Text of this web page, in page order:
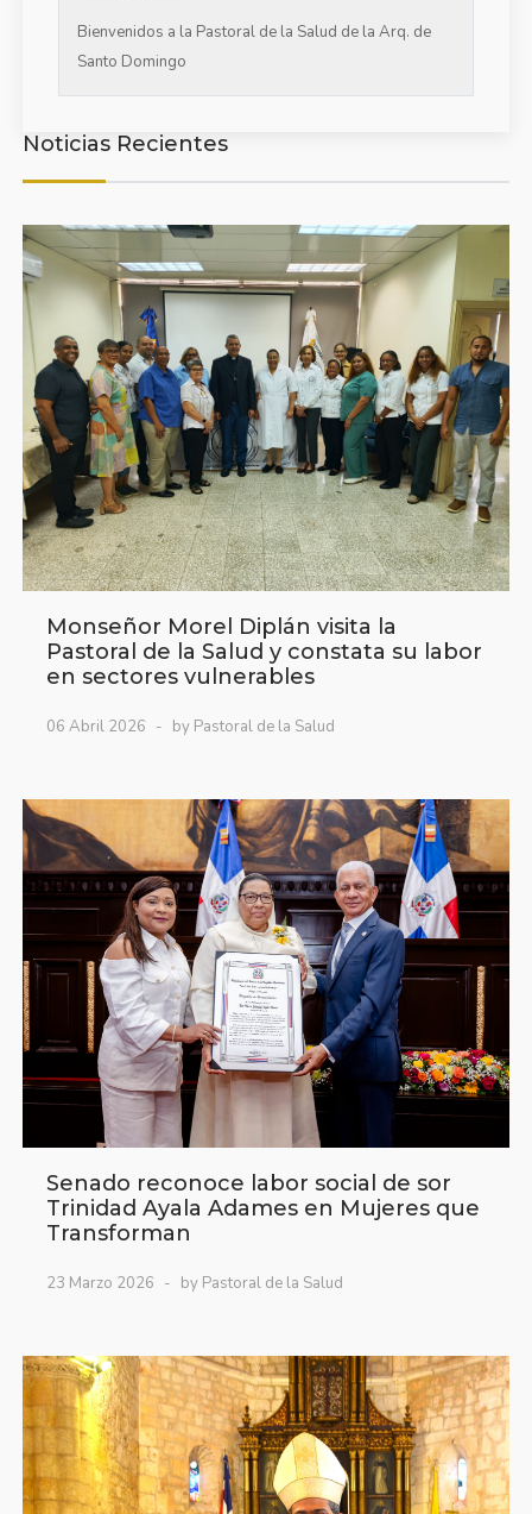
Bienvenidos a la Pastoral de la Salud de la Arq. de
Santo Domingo
Noticias Recientes
Monseñor Morel Diplán visita la
Pastoral de la Salud y constata su labor
en sectores vulnerables
06 Abril 2026 by Pastoral de la Salud
Senado reconoce labor social de sor
Trinidad Ayala Adames en Mujeres que
Transforman
23 Marzo 2026 by Pastoral de la Salud